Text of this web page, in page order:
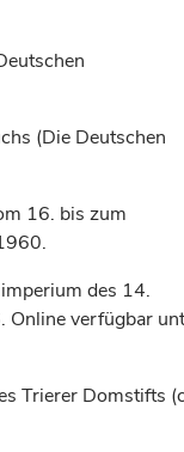
(Die Deutschen
16. bis zum
des 14.
Online verfügbar
Trierer Domstifts